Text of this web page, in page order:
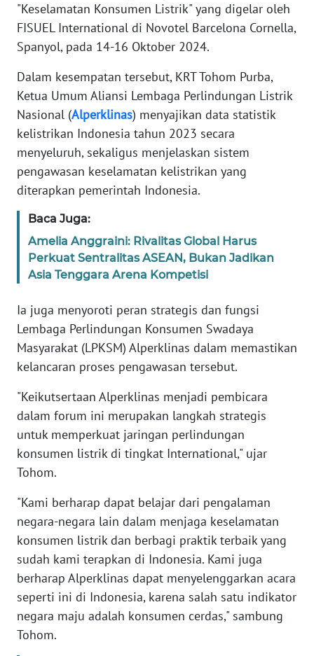
"Keselamatan Konsumen Listrik" yang digelar oleh
FISUEL International di Novotel Barcelona Cornella,
Spanyol, pada 14-16 Oktober 2024.
Dalam kesempatan tersebut, KRT Tohom Purba,
Ketua Umum Aliansi Lembaga Perlindungan Listrik
Nasional (Alperklinas) menyajikan data statistik
kelistrikan Indonesia tahun 2023 secara
menyeluruh, sekaligus menjelaskan sistem
pengawasan keselamatan kelistrikan yang
diterapkan pemerintah Indonesia.
Baca Juga:
Amelia Anggraini: Rivalitas Global Harus
Perkuat Sentralitas ASEAN, Bukan Jadikan
Asia Tenggara Arena Kompetisi
Ia juga menyoroti peran strategis dan fungsi
Lembaga Perlindungan Konsumen Swadaya
Masyarakat (LPKSM) Alperklinas dalam memastikan
kelancaran proses pengawasan tersebut.
"Keikutsertaan Alperklinas menjadi pembicara
dalam forum ini merupakan langkah strategis
untuk memperkuat jaringan perlindungan
konsumen listrik di tingkat International," ujar
Tohom.
"Kami berharap dapat belajar dari pengalaman
negara-negara lain dalam menjaga keselamatan
konsumen listrik dan berbagi praktik terbaik yang
sudah kami terapkan di Indonesia. Kami juga
berharap Alperklinas dapat menyelenggarkan acara
seperti ini di Indonesia, karena salah satu indikator
negara maju adalah konsumen cerdas," sambung
Tohom.
WN
SUMUT
JAKARTA
WN
JABAR
WN
BANTEN
WN
NTT
WN
WN
PAPUA
PAPUA
BARAT
RIAU
WN
JAMBI
WN
SULTRA